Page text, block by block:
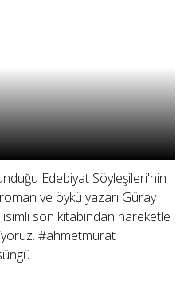
Edebiyat Söyleşileri'nin
ve öykü yazarı Güray
son kitabından hareketle
#ahmetmurat